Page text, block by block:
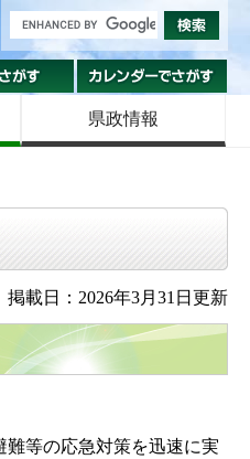
組織でさがす
県政情報
掲載日：2026年3月31日更新
等の応急対策を迅速に実